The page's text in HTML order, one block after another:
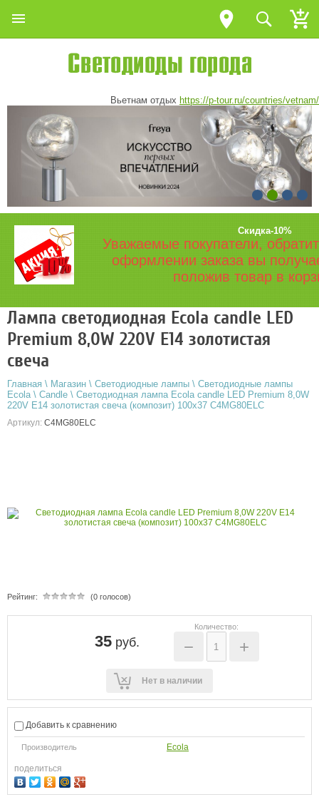
Вьетнам отдых https://p-tour.ru/countries/vetnam/
Скидка-10%
Уважаемые покупатели,
оформлении заказа вы
положив товар в
Лампа светодиодная Ecola candle LED
Premium 8,0W 220V E14 золотистая
свеча
Главная \ Магазин \ Светодиодные лампы \ Светодиодные лампы
Ecola\ Candle \ Светодиодная лампа Ecola candle LED Premium 8,0W
220V E14 золотистая свеча (композит) 100x37 C4MG80ELC
Артикул: C4MG80ELC
Рейтинг: (0 голосов)
35руб.
Количество:
− +
Нет в наличии
Добавить к сравнению
Производитель Ecola
поделиться